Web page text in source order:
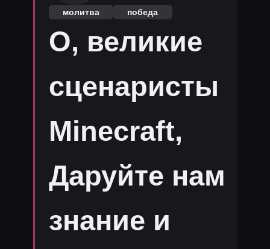
молитва
победа
O, великие
сценаристы
Minecraft,
Даруйте нам
знание и